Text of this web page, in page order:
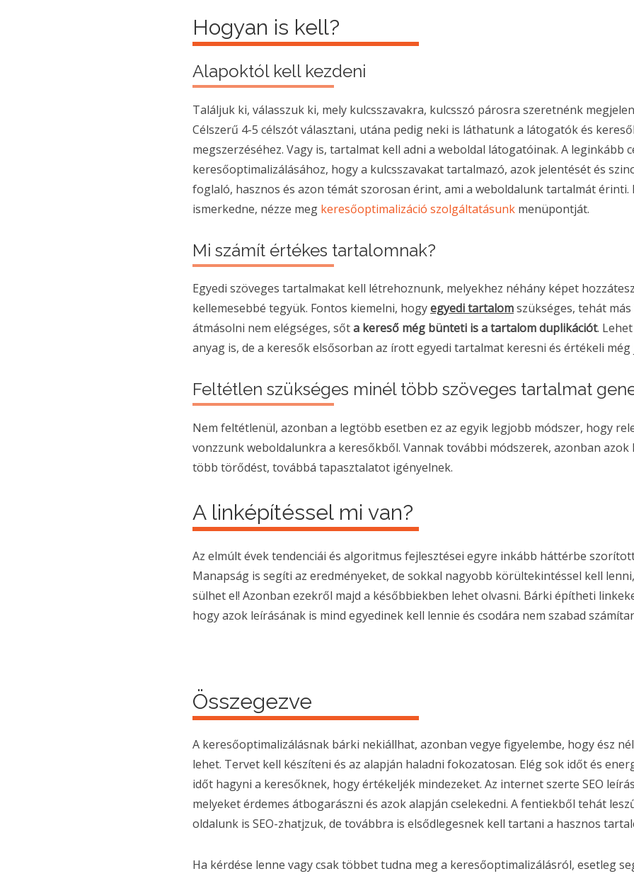
Hogyan is kell?
Alapoktól kell kezdeni
Találjuk ki, válasszuk ki, mely kulcsszavakra, kulcsszó párosra szeretnénk
Célszerű 4-5 célszót választani, utána pedig neki is láthatunk a látogatók és
megszerzéséhez. Vagy is, tartalmat kell adni a weboldal látogatóinak. A leginkább
keresőoptimalizálásához, hogy a kulcsszavakat tartalmazó, azok jelentését és
foglaló, hasznos és azon témát szorosan érint, ami a weboldalunk tartalmát érinti.
ismerkedne, nézze meg keresőoptimalizáció szolgáltatásunk menüpontját.
Mi számít értékes tartalomnak?
Egyedi szöveges tartalmakat kell létrehoznunk, melyekhez néhány képet
kellemesebbé tegyük. Fontos kiemelni, hogyegyedi tartalomszükséges, tehát
átmásolni nem elégséges, sőta kereső még bünteti is a tartalom duplikációt.
anyag is, de a keresők elsősorban az írott egyedi tartalmat keresni és értékeli még
Feltétlen szükséges minél több szöveges tartalmat
Nem feltétlenül, azonban a legtöbb esetben ez az egyik legjobb módszer, hogy
vonzzunk weboldalunkra a keresőkből. Vannak további módszerek, azonban azok
több törődést, továbbá tapasztalatot igényelnek.
A linképítéssel mi van?
Az elmúlt évek tendenciái és algoritmus fejlesztései egyre inkább háttérbe
Manapság is segíti az eredményeket, de sokkal nagyobb körültekintéssel kell
sülhet el! Azonban ezekről majd a későbbiekben lehet olvasni. Bárki építheti
hogy azok leírásának is mind egyedinek kell lennie és csodára nem szabad
Összegezve
A keresőoptimalizálásnak bárki nekiállhat, azonban vegye figyelembe, hogy ész
lehet. Tervet kell készíteni és az alapján haladni fokozatosan. Elég sok időt és
időt hagyni a keresőknek, hogy értékeljék mindezeket. Az internet szerte SEO
melyeket érdemes átbogarászni és azok alapján cselekedni. A fentiekből tehát
oldalunk is SEO-zhatjzuk, de továbbra is elsődlegesnek kell tartani a hasznos
Ha kérdése lenne vagy csak többet tudna meg a keresőoptimalizálásról, esetleg